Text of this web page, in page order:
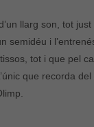
llarg son, tot
semidéu i
tot i que pel
que recorda